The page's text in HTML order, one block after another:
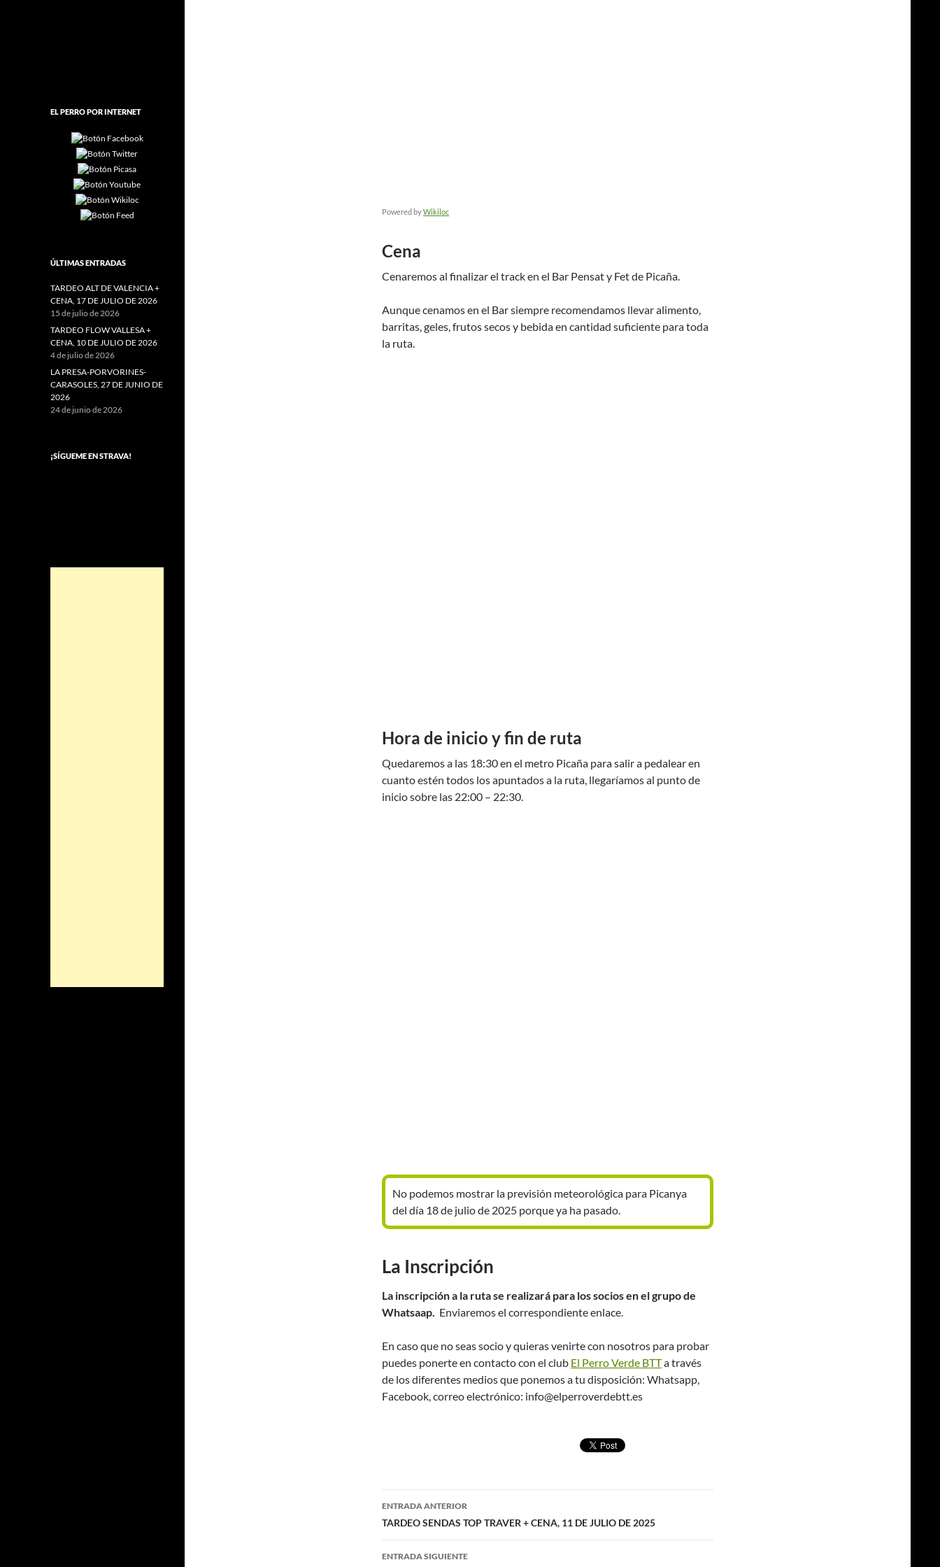
Powered byWikiloc
Cena
Cenaremos al finalizar el track en el Bar Pensat y Fet de Picaña.
Aunque cenamos en el Bar siempre recomendamos llevar alimento,
barritas, geles, frutos secos y bebida en cantidad suficiente para toda
la ruta.
Hora de inicio y fin de ruta
Quedaremos a las 18:30 en el metro Picaña para salir a pedalear en
cuanto estén todos los apuntados a la ruta, llegaríamos al punto de
inicio sobre las 22:00 – 22:30.
No podemos mostrar la previsión meteorológica para Picanya
del día 18 de julio de 2025 porque ya ha pasado.
La Inscripción
La inscripción a la ruta se realizará para los socios en el grupo de
Whatsaap. Enviaremos el correspondiente enlace.
En caso que no seas socio y quieras venirte con nosotros para probar
puedes ponerte en contacto con el club El Perro Verde BTTa través
de los diferentes medios que ponemos a tu disposición: Whatsapp,
Facebook, correo electrónico: info@elperroverdebtt.es
Navegación
de
entradas
ENTRADA ANTERIOR
TARDEO SENDAS TOP TRAVER + CENA, 11 DE JULIO DE 2025
ENTRADA SIGUIENTE
EL PERRO POR INTERNET
ÚLTIMAS ENTRADAS
TARDEO ALT DE VALENCIA +
CENA, 17 DE JULIO DE 2026
15 de julio de 2026
TARDEO FLOW VALLESA +
CENA, 10 DE JULIO DE 2026
4 de julio de 2026
LA PRESA-PORVORINES-
CARASOLES, 27 DE JUNIO DE
2026
24 de junio de 2026
¡SÍGUEME EN STRAVA!